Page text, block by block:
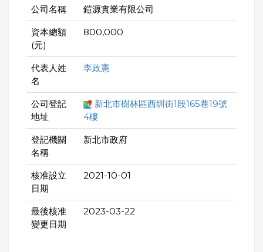
公司名稱 鎧源實業有限公司
資本總額
(元)
800,000
代表人姓
名
李政憲
公司登記
地址
新北市樹林區西圳街1段165巷19號
4樓
登記機關
名稱
新北市政府
核准設立
日期
2021-10-01
最後核准
變更日期
2023-03-22